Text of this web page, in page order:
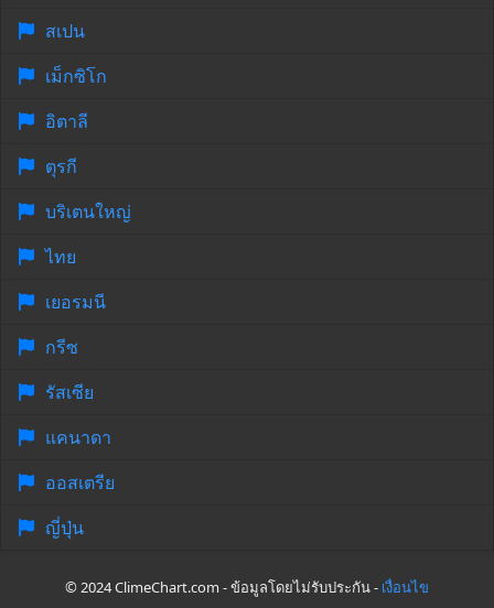
สเปน
เม็กซิโก
อิตาลี
ตุรกี
บริเตนใหญ่
ไทย
เยอรมนี
กรีซ
รัสเซีย
แคนาดา
ออสเตรีย
ญี่ปุ่น
© 2024 ClimeChart.com - ข้อมูลโดยไม่รับประกัน - เงื่อนไข